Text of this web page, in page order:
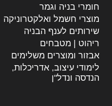
חומרי בניה וגמר
מוצרי חשמל ואלקטרוניקה
שירותים לענף הבניה
ריהוט | מטבחים
אבזור ומוצרים משלימים
לימודי עיצוב, אדריכלות,
הנדסה ונדל"ן